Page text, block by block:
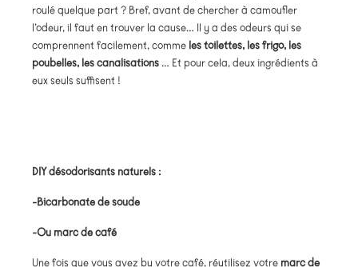
roulé quelque part ? Bref, avant de chercher à camoufler
l’odeur, il faut en trouver la cause… Il y a des odeurs qui se
comprennent facilement, comme les toilettes, les frigo, les
poubelles, les canalisations … Et pour cela, deux ingrédients à
eux seuls suffisent !
DIY désodorisants naturels :
-Bicarbonate de soude
-Ou marc de café
Une fois que vous avez bu votre café, réutilisez votre marc de